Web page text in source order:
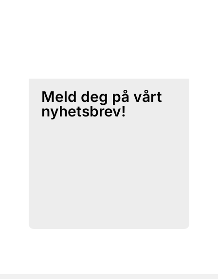
Meld deg på vårt
nyhetsbrev!